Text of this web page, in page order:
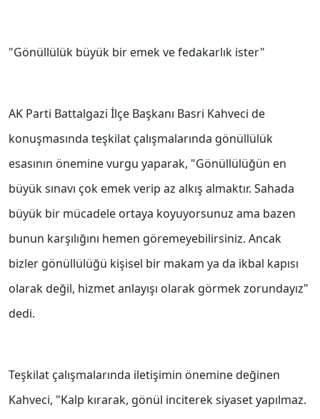
"Gönüllülük büyük bir emek ve fedakarlık ister"
AK Parti Battalgazi İlçe Başkanı Basri Kahveci de
konuşmasında teşkilat çalışmalarında gönüllülük
esasının önemine vurgu yaparak, "Gönüllülüğün en
büyük sınavı çok emek verip az alkış almaktır. Sahada
büyük bir mücadele ortaya koyuyorsunuz ama bazen
bunun karşılığını hemen göremeyebilirsiniz. Ancak
bizler gönüllülüğü kişisel bir makam ya da ikbal kapısı
olarak değil, hizmet anlayışı olarak görmek zorundayız"
dedi.
Teşkilat çalışmalarında iletişimin önemine değinen
Kahveci, "Kalp kırarak, gönül inciterek siyaset yapılmaz.